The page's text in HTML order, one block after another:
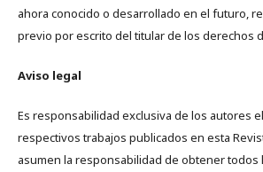
ahora conocido o desarrollado en el futuro,
previo por escrito del titular de los derechos
Aviso legal
Es responsabilidad exclusiva de los autores
respectivos trabajos publicados en esta
asumen la responsabilidad de obtener todos